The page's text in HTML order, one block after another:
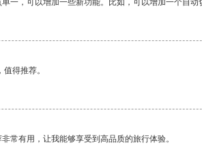
一，可以增加一些新功能。比如，可以增加一个自
得推荐。
常有用，让我能够享受到高品质的旅行体验。